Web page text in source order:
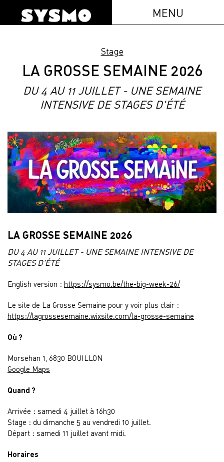
MENU
Stage
LA GROSSE SEMAINE 2026
DU 4 AU 11 JUILLET - UNE SEMAINE
INTENSIVE DE STAGES D'ÉTÉ
LA GROSSE SEMAINE 2026
DU 4 AU 11 JUILLET - UNE SEMAINE INTENSIVE DE
STAGES D'ÉTÉ
English version : https://sysmo.be/the-big-week-26/
Le site de La Grosse Semaine pour y voir plus clair :
https://lagrossesemaine.wixsite.com/la-grosse-semaine
Où ?
Morsehan 1, 6830 BOUILLON
Google Maps
Quand ?
Arrivée : samedi 4 juillet à 16h30
Stage : du dimanche 5 au vendredi 10 juillet.
Départ : samedi 11 juillet avant midi.
Horaires